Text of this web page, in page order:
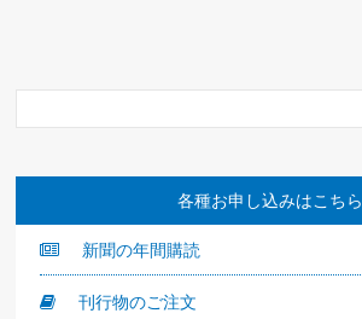
各種お申し込みはこちら
新聞の年間購読
刊行物のご注文